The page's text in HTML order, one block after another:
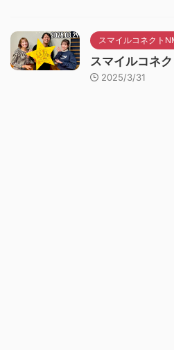
スマイルコネクト
スマイルコ
2025/3/31